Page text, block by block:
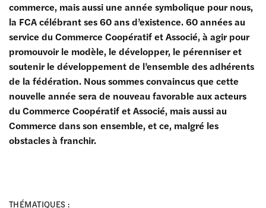
THÉMATIQUES :
commerce, mais aussi une année symbolique pour nous,
la FCA célébrant ses 60 ans d’existence. 60 années au
service du Commerce Coopératif et Associé, à agir pour
promouvoir le modèle, le développer, le pérenniser et
soutenir le développement de l’ensemble des adhérents
de la fédération. Nous sommes convaincus que cette
nouvelle année sera de nouveau favorable aux acteurs
du Commerce Coopératif et Associé, mais aussi au
Commerce dans son ensemble, et ce, malgré les
obstacles à franchir.